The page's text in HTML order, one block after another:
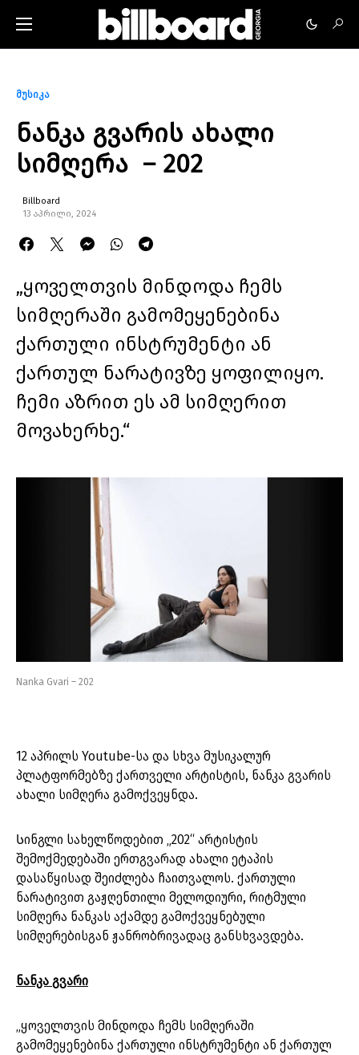
მუსიკა
ნანკა გვარის ახალი
სიმღერა – 202
Billboard
13 აპრილი, 2024
„ყოველთვის მინდოდა ჩემს
სიმღერაში გამომეყენებინა
ქართული ინსტრუმენტი ან
ქართულ ნარატივზე ყოფილიყო.
ჩემი აზრით ეს ამ სიმღერით
მოვახერხე.“
Nanka Gvari – 202
12 აპრილს Youtube-სა და სხვა მუსიკალურ
პლატფორმებზე ქართველი არტისტის, ნანკა გვარის
ახალი სიმღერა გამოქვეყნდა.
Სინგლი სახელწოდებით „202“ არტისტის
შემოქმედებაში ერთგვარად ახალი ეტაპის
დასაწყისად შეიძლება ჩაითვალოს. ქართული
ნარატივით გაჟღენთილი მელოდიური, რიტმული
სიმღერა ნანკას აქამდე გამოქვეყნებული
სიმღერებისგან ჟანრობრივადაც განსხვავდება.
ნანკა გვარი
„ყოველთვის მინდოდა ჩემს სიმღერაში
გამომეყენებინა ქართული ინსტრუმენტი ან ქართულ